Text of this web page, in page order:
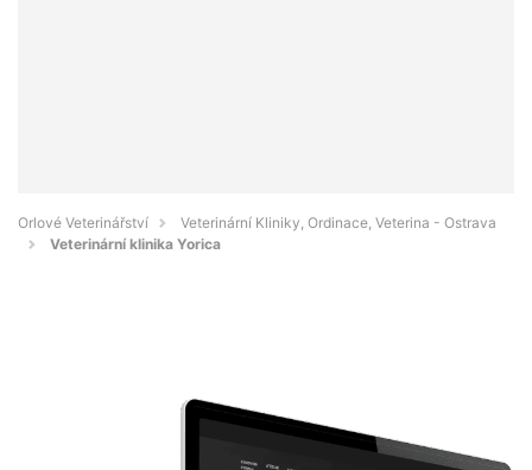
Orlové Veterinářství
Veterinární Kliniky, Ordinace, Veterina - Ostrava
Veterinární klinika Yorica